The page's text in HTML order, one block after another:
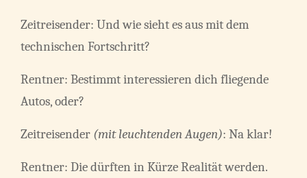
Zeitreisender: Und wie sieht es aus mit dem
technischen Fortschritt?
Rentner: Bestimmt interessieren dich fliegende
Autos, oder?
Zeitreisender (mit leuchtenden Augen): Na klar!
Rentner: Die dürften in Kürze Realität werden.